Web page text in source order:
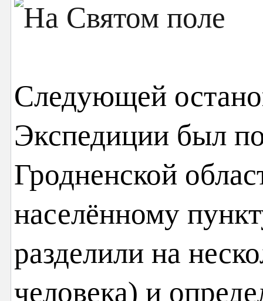
Следующей
Экспедиции был
Гродненской
населённому
разделили на
человека) и